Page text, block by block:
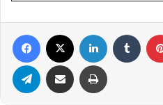
Facebook Linkedin
Telegram Compartilhar via e-mail Imprimir